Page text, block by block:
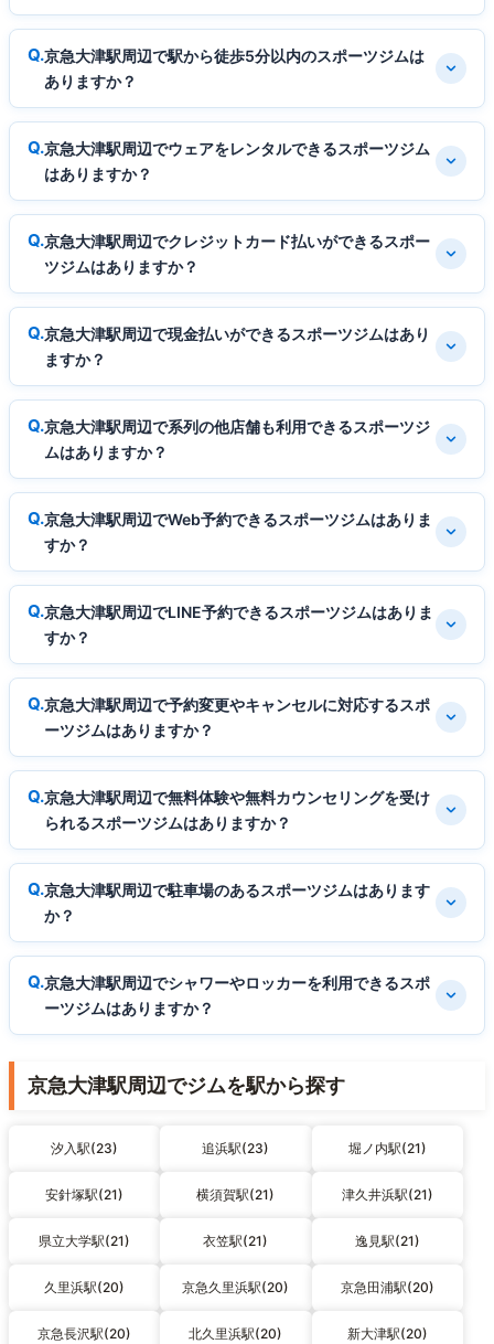
京急大津駅周辺で駅から徒歩5分以内のスポーツジムは
ありますか？
京急大津駅周辺でウェアをレンタルできるスポーツジム
はありますか？
京急大津駅周辺でクレジットカード払いができるスポー
ツジムはありますか？
京急大津駅周辺で現金払いができるスポーツジムはあり
ますか？
京急大津駅周辺で系列の他店舗も利用できるスポーツジ
ムはありますか？
京急大津駅周辺でWeb予約できるスポーツジムはありま
すか？
京急大津駅周辺でLINE予約できるスポーツジムはありま
すか？
京急大津駅周辺で予約変更やキャンセルに対応するスポ
ーツジムはありますか？
京急大津駅周辺で無料体験や無料カウンセリングを受け
られるスポーツジムはありますか？
京急大津駅周辺で駐車場のあるスポーツジムはあります
か？
京急大津駅周辺でシャワーやロッカーを利用できるスポ
ーツジムはありますか？
京急大津駅周辺でジムを駅から探す
汐入駅(23) 追浜駅(23) 堀ノ内駅(21)
安針塚駅(21) 横須賀駅(21) 津久井浜駅(21)
県立大学駅(21) 衣笠駅(21) 逸見駅(21)
久里浜駅(20) 京急久里浜駅(20) 京急田浦駅(20)
京急長沢駅(20) 北久里浜駅(20) 新大津駅(20)